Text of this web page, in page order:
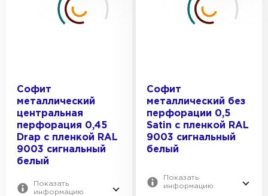
Софит
металлический
центральная
перфорация 0,45
Drap с пленкой RAL
9003 сигнальный
белый
Показать
информацию
Софит
металлический без
перфорации 0,5
Satin с пленкой RAL
9003 сигнальный
белый
Показать
информацию